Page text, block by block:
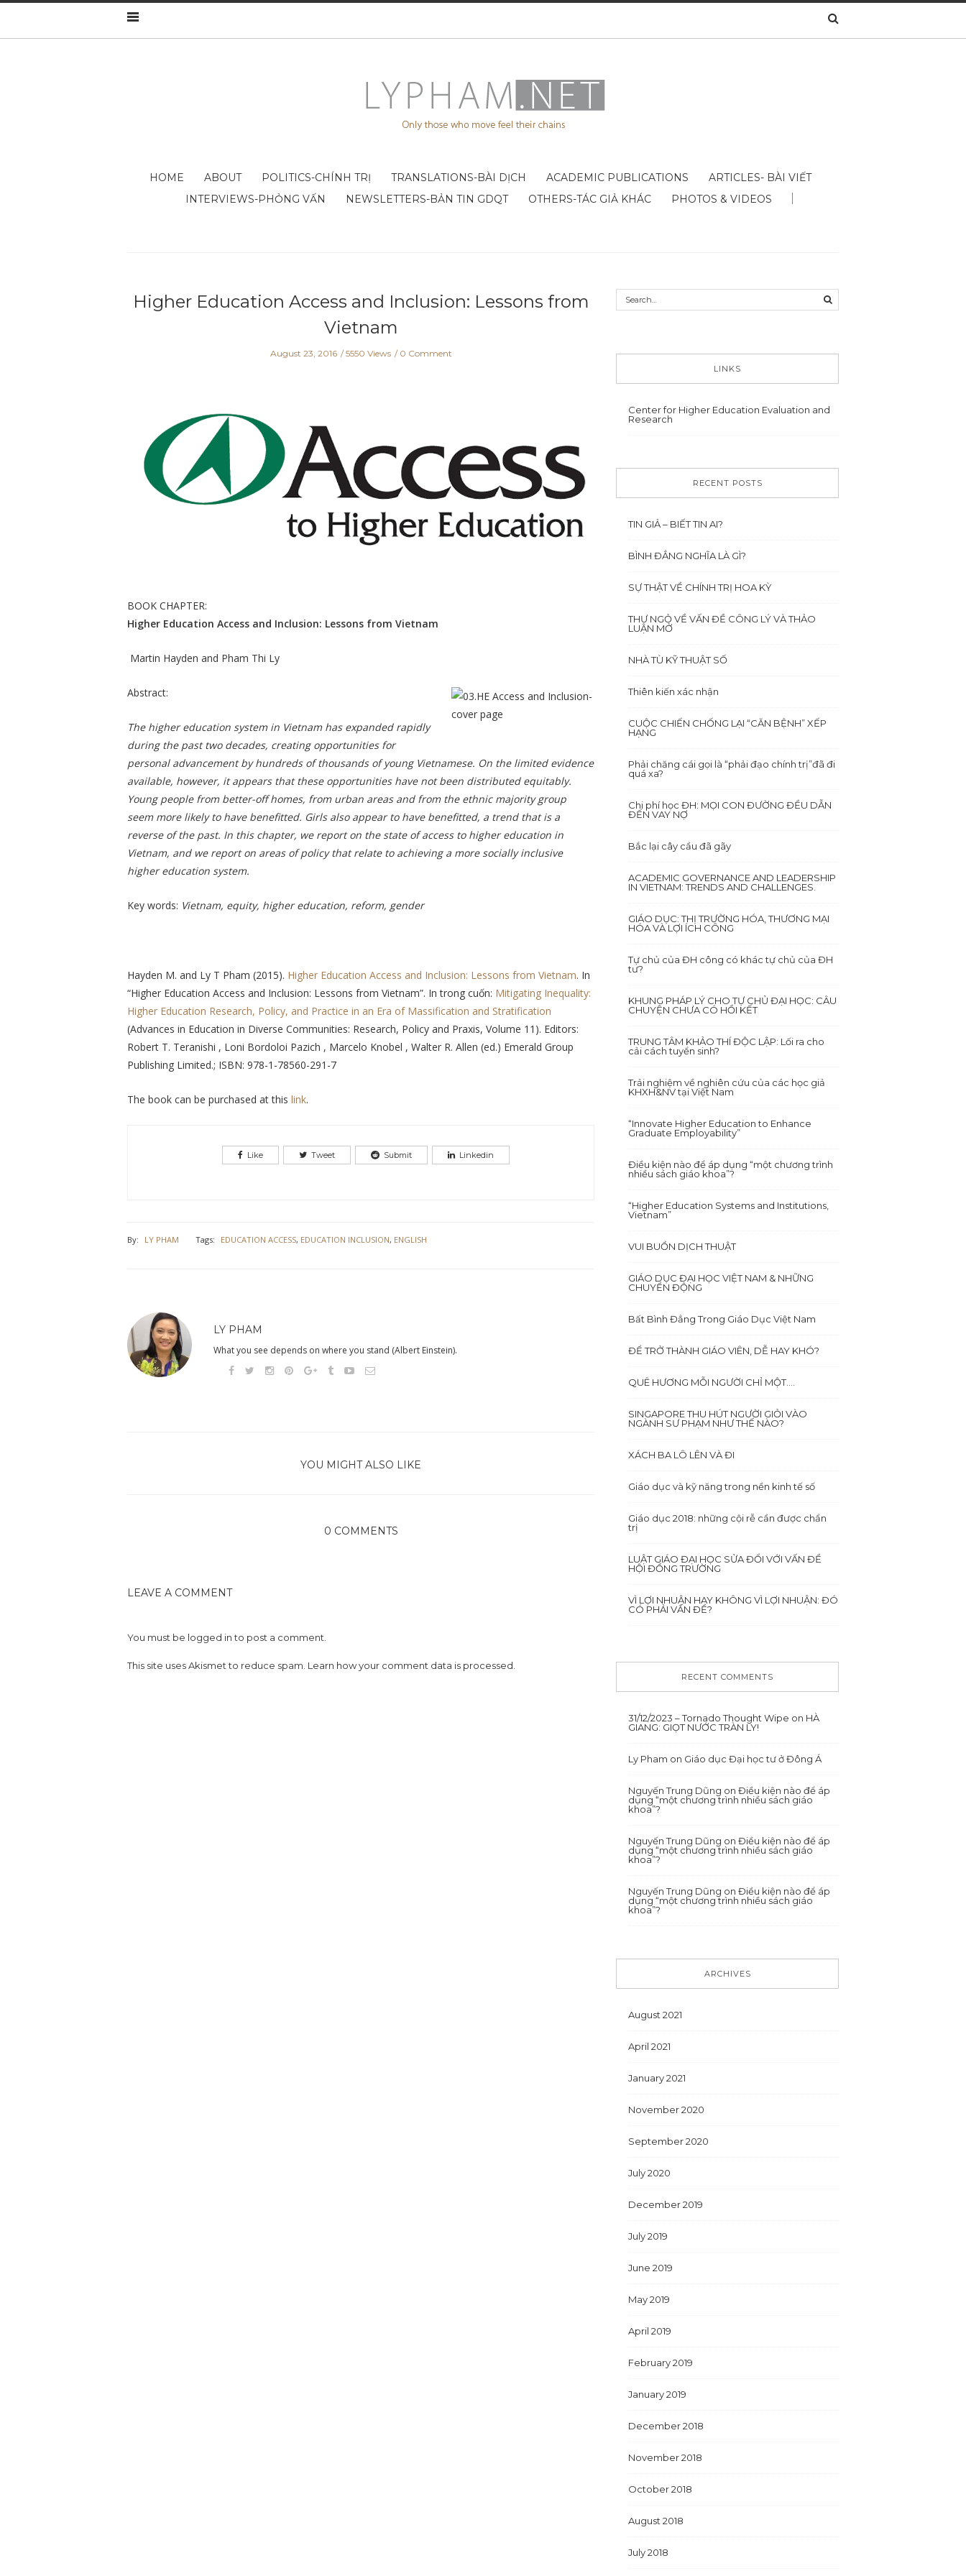
HOME ABOUT POLITICS-CHÍNH TRỊ TRANSLATIONS-BÀI DỊCH ACADEMIC PUBLICATIONS
ARTICLES- BÀI VIẾT
INTERVIEWS-PHỎNG VẤN
NEWSLETTERS-BẢN TIN GDQT OTHERS-TÁC GIẢ KHÁC PHOTOS & VIDEOS
Higher Education Access and Inclusion: Lessons from
Vietnam
August 23, 2016 5550 Views 0 Comment
BOOK CHAPTER:
Higher Education Access and Inclusion: Lessons from Vietnam
Martin Hayden and Pham Thi Ly
Abstract:
The higher education system in Vietnam has expanded rapidly
during the past two decades, creating opportunities for
personal advancement by hundreds of thousands of young Vietnamese. On the limited evidence
available, however, it appears that these opportunities have not been distributed equitably.
Young people from better-off homes, from urban areas and from the ethnic majority group
seem more likely to have benefitted. Girls also appear to have benefitted, a trend that is a
reverse of the past. In this chapter, we report on the state of access to higher education in
Vietnam, and we report on areas of policy that relate to achieving a more socially inclusive
higher education system.
Key words: Vietnam, equity, higher education, reform, gender
Hayden M. and Ly T Pham (2015). Higher Education Access and Inclusion: Lessons from Vietnam. In
“Higher Education Access and Inclusion: Lessons from Vietnam”. In trong cuốn: Mitigating Inequality:
Higher Education Research, Policy, and Practice in an Era of Massification and Stratification
(Advances in Education in Diverse Communities: Research, Policy and Praxis, Volume 11). Editors:
Robert T. Teranishi , Loni Bordoloi Pazich , Marcelo Knobel , Walter R. Allen (ed.) Emerald Group
Publishing Limited.; ISBN: 978-1-78560-291-7
The book can be purchased at this link.
Like Tweet Submit Linkedin
By: LY PHAM Tags: EDUCATION ACCESS, EDUCATION INCLUSION, ENGLISH
LY PHAM
What you see depends on where you stand (Albert Einstein).
YOU MIGHT ALSO LIKE
0 COMMENTS
LEAVE A COMMENT
You must be logged into post a comment.
This site uses Akismet to reduce spam. Learn how your comment data is processed.
LINKS
Center for Higher Education Evaluation and
Research
RECENT POSTS
TIN GIẢ – BIẾT TIN AI?
BÌNH ĐẲNG NGHĨA LÀ GÌ?
SỰ THẬT VỀ CHÍNH TRỊ HOA KỲ
THƯ NGỎ VỀ VẤN ĐỀ CÔNG LÝ VÀ THẢO
LUẬN MỞ
NHÀ TÙ KỸ THUẬT SỐ
Thiên kiến xác nhận
CUỘC CHIẾN CHỐNG LẠI “CĂN BỆNH” XẾP
HẠNG
Phải chăng cái gọi là “phải đạo chính trị”đã đi
quá xa?
Chi phí học ĐH: MỌI CON ĐƯỜNG ĐỀU DẪN
ĐẾN VAY NỢ
Bắc lại cây cầu đã gãy
ACADEMIC GOVERNANCE AND LEADERSHIP
IN VIETNAM: TRENDS AND CHALLENGES.
GIÁO DỤC: THỊ TRƯỜNG HÓA, THƯƠNG MẠI
HÓA VÀ LỢI ÍCH CÔNG
Tự chủ của ĐH công có khác tự chủ của ĐH
tư?
KHUNG PHÁP LÝ CHO TỰ CHỦ ĐẠI HỌC: CÂU
CHUYỆN CHƯA CÓ HỒI KẾT
TRUNG TÂM KHẢO THÍ ĐỘC LẬP: Lối ra cho
cải cách tuyển sinh?
Trải nghiệm về nghiên cứu của các học giả
KHXH&NV tại Việt Nam
“Innovate Higher Education to Enhance
Graduate Employability”
Điều kiện nào để áp dụng “một chương trình
nhiều sách giáo khoa”?
“Higher Education Systems and Institutions,
Vietnam”
VUI BUỒN DỊCH THUẬT
GIÁO DỤC ĐẠI HỌC VIỆT NAM & NHỮNG
CHUYỂN ĐỘNG
Bất Bình Đẳng Trong Giáo Dục Việt Nam
ĐỂ TRỞ THÀNH GIÁO VIÊN, DỄ HAY KHÓ?
QUÊ HƯƠNG MỖI NGƯỜI CHỈ MỘT….
SINGAPORE THU HÚT NGƯỜI GIỎI VÀO
NGÀNH SƯ PHẠM NHƯ THẾ NÀO?
XÁCH BA LÔ LÊN VÀ ĐI
Giáo dục và kỹ năng trong nền kinh tế số
Giáo dục 2018: những cội rễ cần được chẩn
trị
LUẬT GIÁO ĐẠI HỌC SỬA ĐỔI VỚI VẤN ĐỀ
HỘI ĐỒNG TRƯỜNG
VÌ LỢI NHUẬN HAY KHÔNG VÌ LỢI NHUẬN: ĐÓ
CÓ PHẢI VẤN ĐỀ?
RECENT COMMENTS
31/12/2023 – Tornado Thought Wipe on HÀ
GIANG: GIỌT NƯỚC TRÀN LY!
Ly Pham on Giáo dục Đại học tư ở Đông Á
Nguyến Trung Dũng onĐiều kiện nào để áp
dụng “một chương trình nhiều sách giáo
khoa”?
Nguyến Trung Dũng onĐiều kiện nào để áp
dụng “một chương trình nhiều sách giáo
khoa”?
Nguyến Trung Dũng onĐiều kiện nào để áp
dụng “một chương trình nhiều sách giáo
khoa”?
ARCHIVES
August 2021
April 2021
January 2021
November 2020
September 2020
July 2020
December 2019
July 2019
June 2019
May 2019
April 2019
February 2019
January 2019
December 2018
November 2018
October 2018
August 2018
July 2018